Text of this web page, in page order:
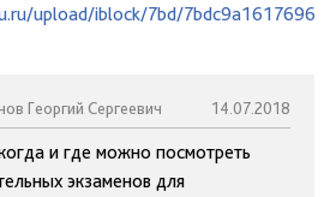
upload/iblock/7bd/
Георгий Сергеевич 14.07.2018
и где можно посмотреть
экзаменов для